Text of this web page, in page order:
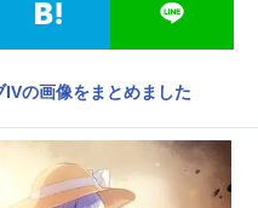
音楽 コスプレ
トレンド 無料マンガ
の画像をまとめました